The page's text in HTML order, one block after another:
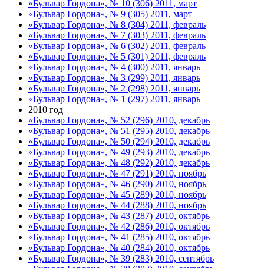
«Бульвар Гордона», № 10 (306) 2011, март
«Бульвар Гордона», № 9 (305) 2011, март
«Бульвар Гордона», № 8 (304) 2011, февраль
«Бульвар Гордона», № 7 (303) 2011, февраль
«Бульвар Гордона», № 6 (302) 2011, февраль
«Бульвар Гордона», № 5 (301) 2011, февраль
«Бульвар Гордона», № 4 (300) 2011, январь
«Бульвар Гордона», № 3 (299) 2011, январь
«Бульвар Гордона», № 2 (298) 2011, январь
«Бульвар Гордона», № 1 (297) 2011, январь
2010 год
«Бульвар Гордона», № 52 (296) 2010, декабрь
«Бульвар Гордона», № 51 (295) 2010, декабрь
«Бульвар Гордона», № 50 (294) 2010, декабрь
«Бульвар Гордона», № 49 (293) 2010, декабрь
«Бульвар Гордона», № 48 (292) 2010, декабрь
«Бульвар Гордона», № 47 (291) 2010, ноябрь
«Бульвар Гордона», № 46 (290) 2010, ноябрь
«Бульвар Гордона», № 45 (289) 2010, ноябрь
«Бульвар Гордона», № 44 (288) 2010, ноябрь
«Бульвар Гордона», № 43 (287) 2010, октябрь
«Бульвар Гордона», № 42 (286) 2010, октябрь
«Бульвар Гордона», № 41 (285) 2010, октябрь
«Бульвар Гордона», № 40 (284) 2010, октябрь
«Бульвар Гордона», № 39 (283) 2010, сентябрь